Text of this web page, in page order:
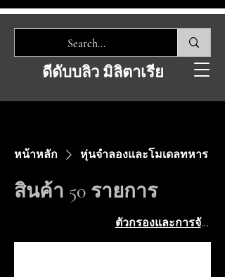
ดีดับบลิว มิลิตาเรีย
หน้าหลัก หุ่นจำลองและโมเดลทหาร
สินค้า 50 รายการ
ตัวกรองและการจัดเรียง